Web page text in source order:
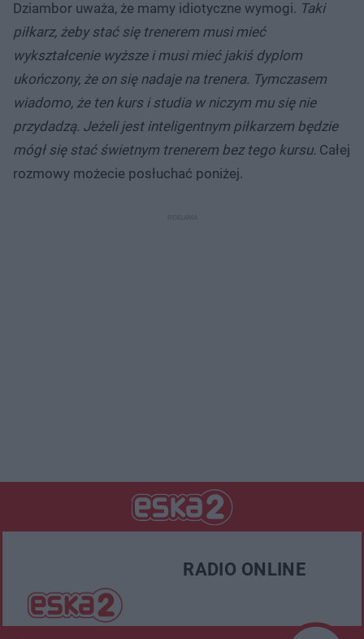
Dziambor uważa, że mamy idiotyczne wymogi. Taki
piłkarz, żeby stać się trenerem musi mieć
wykształcenie wyższe i musi mieć jakiś dyplom
ukończony, że on się nadaje na trenera. Tymczasem
wiadomo, że ten kurs i studia w niczym mu się nie
przydadzą. Jeżeli jest inteligentnym piłkarzem będzie
mógł się stać świetnym trenerem bez tego kursu. Całej
rozmowy możecie posłuchać poniżej.
RADIO ONLINE